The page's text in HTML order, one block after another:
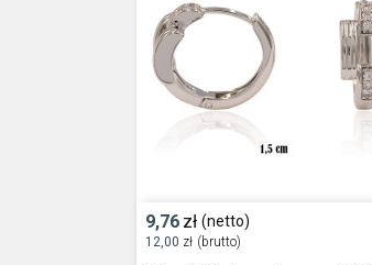
9,76 zł (netto)
12,00 zł (brutto)